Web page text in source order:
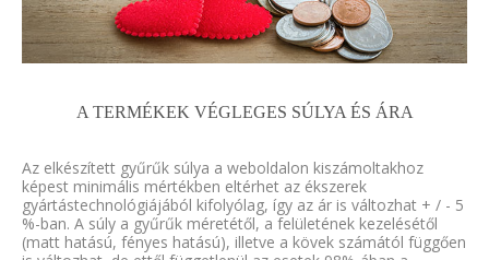
A TERMÉKEK VÉGLEGES SÚLYA ÉS ÁRA
Az elkészített gyűrűk súlya a weboldalon kiszámoltakhoz
képest minimális mértékben eltérhet az ékszerek
gyártástechnológiájából kifolyólag, így az ár is változhat + / - 5
%-ban. A súly a gyűrűk méretétől, a felületének kezelésétől
(matt hatású, fényes hatású), illetve a kövek számától függően